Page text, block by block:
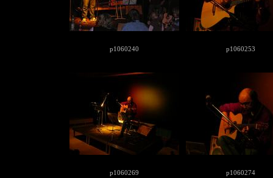
p1060240 p1060253
p1060269 p1060274